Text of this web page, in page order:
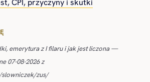
CPI, przyczyny i skutki
emerytura z I filaru i jak jest liczona —
07-08-2026 z
zus/